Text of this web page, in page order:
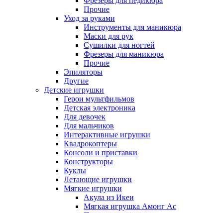
Прочие
Уход за руками
Инструменты для маникюра
Маски для рук
Сушилки для ногтей
Фрезеры для маникюра
Прочие
Эпиляторы
Другие
Детские игрушки
Герои мультфильмов
Детская электроника
Для девочек
Для мальчиков
Интерактивные игрушки
Квадрокоптеры
Консоли и приставки
Конструкторы
Куклы
Летающие игрушки
Мягкие игрушки
Акула из Икеи
Мягкая игрушка Амонг Ас